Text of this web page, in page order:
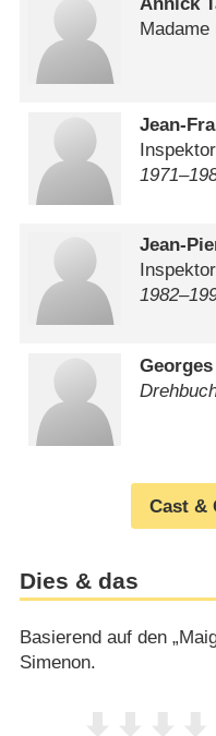
Annick
Jean-
Jean-
Cast &
Dies & das
Basierend auf den
Simenon.